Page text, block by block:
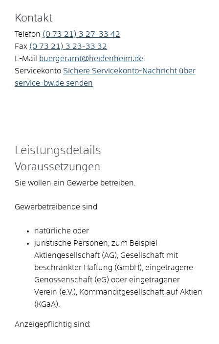
Kontakt
Telefon (0 73 21) 3 27-33 42
Fax (0 73 21) 3 23-33 32
E-Mail
buergeramt@heidenheim.de
Servicekonto Sichere Servicekonto-Nachricht über
service-bw.de senden
Leistungsdetails
Voraussetzungen
Sie wollen ein Gewerbe betreiben.
Gewerbetreibende sind
natürliche oder
juristische Personen, zum Beispiel
Aktiengesellschaft (AG), Gesellschaft mit
beschränkter Haftung (GmbH), eingetragene
Genossenschaft (eG) oder eingetragener
Verein (e.V.), Kommanditgesellschaft auf Aktien
(KGaA).
Anzeigepflichtig sind: